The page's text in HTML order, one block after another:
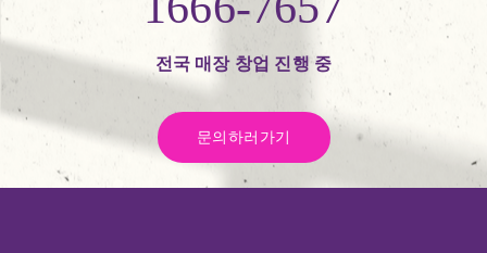
전국 매장 창업 진행 중
문의하러가기